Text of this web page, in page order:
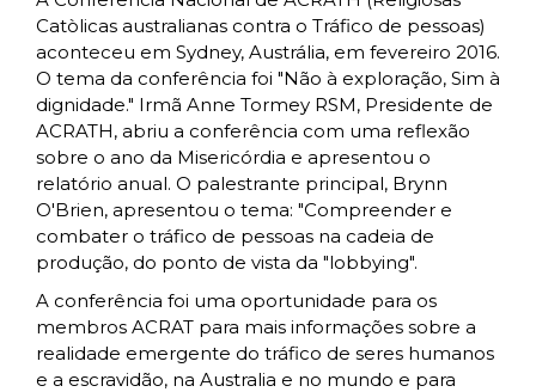
Catòlicas australianas contra o Tráfico de pessoas)
aconteceu em Sydney, Austrália, em fevereiro 2016.
O tema da conferência foi "Não à exploração, Sim à
dignidade." Irmã Anne Tormey RSM, Presidente de
ACRATH, abriu a conferência com uma reflexão
sobre o ano da Misericórdia e apresentou o
relatório anual. O palestrante principal, Brynn
O'Brien, apresentou o tema: "Compreender e
combater o tráfico de pessoas na cadeia de
produção, do ponto de vista da "lobbying".
A conferência foi uma oportunidade para os
membros ACRAT para mais informações sobre a
realidade emergente do tráfico de seres humanos
e a escravidão, na Australia e no mundo e para